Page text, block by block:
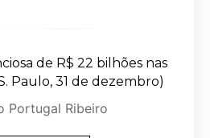
de R$ 22 bilhões nas
Paulo, 31 de dezembro)
Portugal Ribeiro